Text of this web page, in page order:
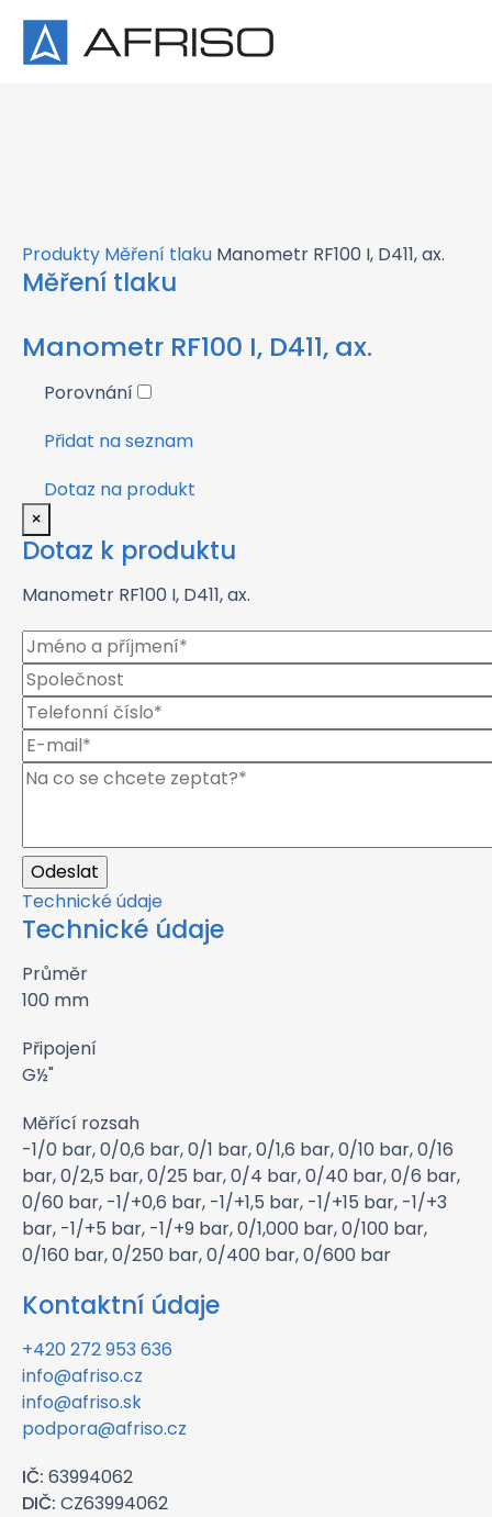
×
Produkty Měření tlaku Manometr RF100 I, D411, ax.
Měření tlaku
Manometr RF100 I, D411, ax.
Porovnání
Přidat na seznam
Dotaz na produkt
×
Dotaz k produktu
Manometr RF100 I, D411, ax.
Technické údaje
Technické údaje
Průměr
100 mm
Připojení
G½"
Měřící rozsah
-1/0 bar, 0/0,6 bar, 0/1 bar, 0/1,6 bar, 0/10 bar, 0/16
bar, 0/2,5 bar, 0/25 bar, 0/4 bar, 0/40 bar, 0/6 bar,
0/60 bar, -1/+0,6 bar, -1/+1,5 bar, -1/+15 bar, -1/+3
bar, -1/+5 bar, -1/+9 bar, 0/1,000 bar, 0/100 bar,
0/160 bar, 0/250 bar, 0/400 bar, 0/600 bar
Kontaktní údaje
+420 272 953 636
info@afriso.cz
info@afriso.sk
podpora@afriso.cz
IČ: 63994062
DIČ: CZ63994062